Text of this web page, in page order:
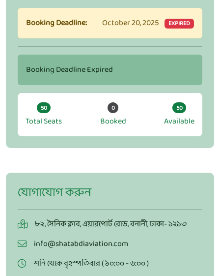
Booking Deadline: October 20, 2025 EXPIRED
Booking Deadline Expired
50
Total Seats
0
Booked
50
Available
যোগাযোগ করুন
৮২, সৈনিক ক্লাব, এয়ারপোর্ট রোড, বনানী, ঢাকা- ১২১৩
info@shatabdiaviation.com
শনি থেকে বৃহস্পতিবার ( ১০:০০ - ৬:০০ )